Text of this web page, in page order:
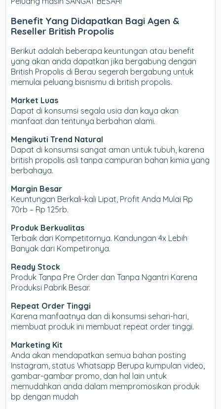
Benefit Yang Didapatkan Bagi Agen &
Reseller British Propolis
Berikut adalah beberapa keuntungan atau benefit
yang akan anda dapatkan jika bergabung dengan
British Propolis di Berau segerah bergabung untuk
memulai peluang bisnismu di british propolis.
Market Luas
Dapat di konsumsi segala usia dan kaya akan
manfaat dan tentunya berbahan alami.
Mengikuti Trend Natural
Dapat di konsumsi sangat aman untuk tubuh, karena
british propolis asli tanpa campuran bahan kimia yang
berbahaya.
Margin Besar
Keuntungan Berkali-kali Lipat, Profit Anda Mulai Rp
70rb – Rp 125rb.
Produk Berkualitas
Terbaik dari Kompetitornya. Kandungan 4x Lebih
Banyak dari Kompetironya.
Ready Stock
Produk Tanpa Pre Order dan Tanpa Ngantri Karena
Produksi Pabrik Besar.
Repeat Order Tinggi
Karena manfaatnya dan di konsumsi sehari-hari,
membuat produk ini membuat repeat order tinggi.
Marketing Kit
Anda akan mendapatkan semua bahan posting
Instagram, status Whatsapp Berupa kumpulan video,
gambar-gambar promo, dan hal lain untuk
memudahkan anda dalam mempromosikan produk
bp dengan mudah